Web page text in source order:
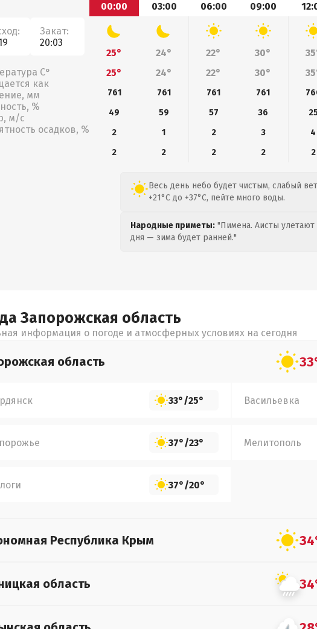
Закат:
20:03
С°
как
мм
%
м/с
осадков, %
00:00
03:00 06:00 09:00
25° 24° 22° 30°
25°
24° 22° 30°
761 761 761 761
49
59 57 36
2
1 2 3 4
2
2 2 2 2
Весь день небо будет чистым, слабый
+21°C до +37°C, пейте много воды.
Народные приметы: "Пимена. Аисты улетают
дня — зима будет ранней."
Запорожская область
информация о погоде и атмосферных условиях на сегодня
область
33°/25° Васильевка
37°/23° Мелитополь
37°/20°
Республика Крым
область